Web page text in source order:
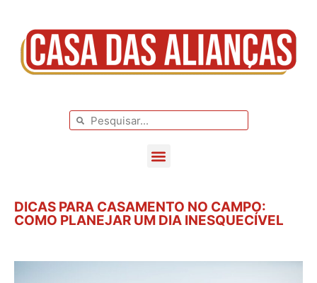
DICAS PARA CASAMENTO NO CAMPO:
COMO PLANEJAR UM DIA INESQUECÍVEL